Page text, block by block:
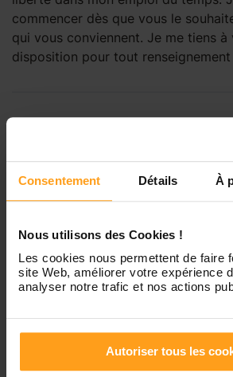
Consentement Détails À
Nous utilisons des Cookies !
Les cookies nous permettent de faire
site Web, améliorer votre expérience
analyser notre trafic et nos actions
Autoriser tous les
commencer dès que vous le
qui vous conviennent. Je me tiens
disposition pour tout
Anglais
Études
Bac +1enAutre